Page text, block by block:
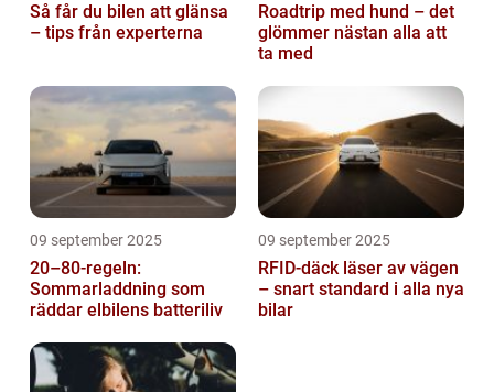
Så får du bilen att glänsa
– tips från experterna
Roadtrip med hund – det
glömmer nästan alla att
ta med
09 september 2025
20–80-regeln:
Sommarladdning som
räddar elbilens batteriliv
09 september 2025
RFID-däck läser av vägen
– snart standard i alla nya
bilar